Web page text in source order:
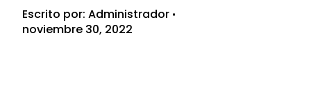
Escrito por: Administrador
noviembre 30, 2022